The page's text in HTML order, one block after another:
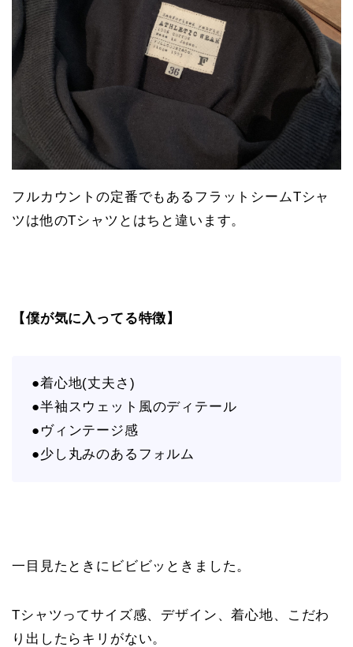
フルカウントの定番でもあるフラットシームTシャ
ツは他のTシャツとはちと違います。
【僕が気に入ってる特徴】
●着心地(丈夫さ)
●半袖スウェット風のディテール
●ヴィンテージ感
●少し丸みのあるフォルム
一目見たときにビビビッときました。
Tシャツってサイズ感、デザイン、着心地、こだわ
り出したらキリがない。